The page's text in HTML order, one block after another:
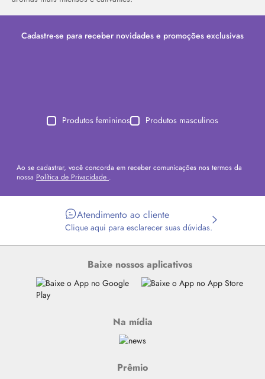
Cadastre-se para receber novidades e promoções exclusivas
Produtos femininos Produtos masculinos
Ao se cadastrar, você concorda em receber comunicações nos termos da
nossa Política de Privacidade .
Atendimento ao cliente
Clique aqui para esclarecer suas dúvidas.
Baixe nossos aplicativos
Na mídia
Prêmio